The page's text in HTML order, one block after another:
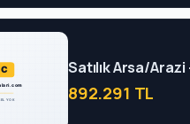
Satılık Arsa/
892.291 TL